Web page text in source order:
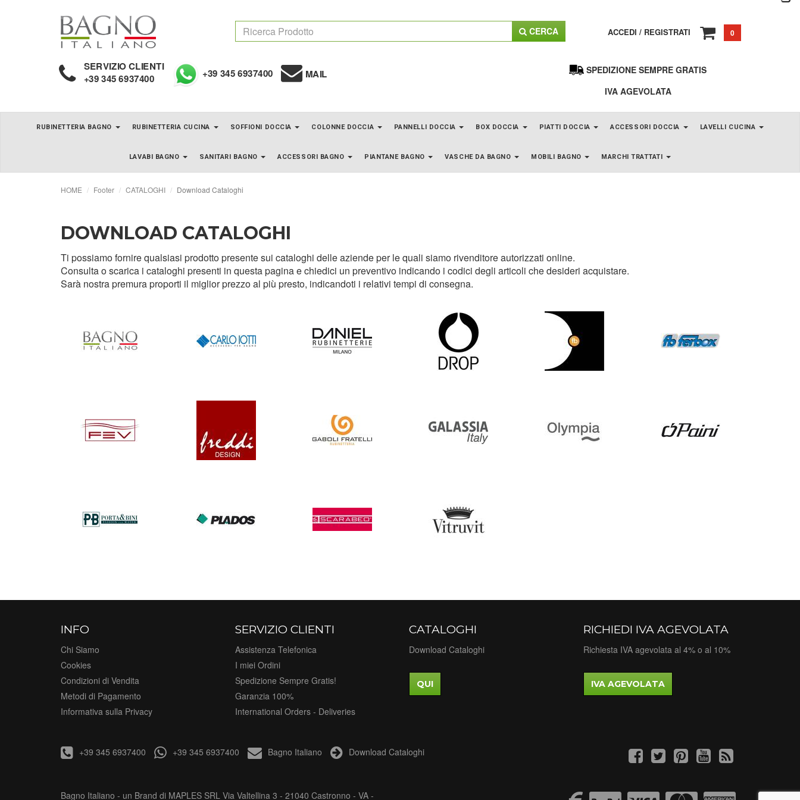
CERCA ACCEDI / REGISTRATI 0
SERVIZIO CLIENTI
+39 345 6937400 +39 345 6937400 MAIL
SPEDIZIONE SEMPRE GRATIS
IVA AGEVOLATA
RUBINETTERIA BAGNO RUBINETTERIA CUCINA SOFFIONI DOCCIA COLONNE DOCCIA PANNELLI DOCCIA BOX DOCCIA PIATTI DOCCIA ACCESSORI DOCCIA LAVELLI CUCINA
LAVABI BAGNO SANITARI BAGNO ACCESSORI BAGNO PIANTANE BAGNO VASCHE DA BAGNO MOBILI BAGNO MARCHI TRATTATI
HOME Footer CATALOGHI Download Cataloghi
DOWNLOAD CATALOGHI
Ti possiamo fornire qualsiasi prodotto presente sui cataloghi delle aziende per le quali siamo rivenditore autorizzati online.
Consulta o scarica i cataloghi presenti in questa pagina e chiedici un preventivo indicando i codici degli articoli che desideri acquistare.
Sarà nostra premura proporti il miglior prezzo al più presto, indicandoti i relativi tempi di consegna.
INFO
Chi Siamo
Cookies
Condizioni di Vendita
Metodi di Pagamento
Informativa sulla Privacy
SERVIZIO CLIENTI
Assistenza Telefonica
I miei Ordini
Spedizione Sempre Gratis!
Garanzia 100%
International Orders - Deliveries
CATALOGHI
Download Cataloghi
QUI
RICHIEDI IVA AGEVOLATA
Richiesta IVA agevolata al 4% o al 10%
IVA AGEVOLATA
+39 345 6937400 +39 345 6937400 Bagno Italiano Download Cataloghi
Bagno Italiano - un Brand di MAPLES SRL Via Valtellina 3 - 21040 Castronno - VA -